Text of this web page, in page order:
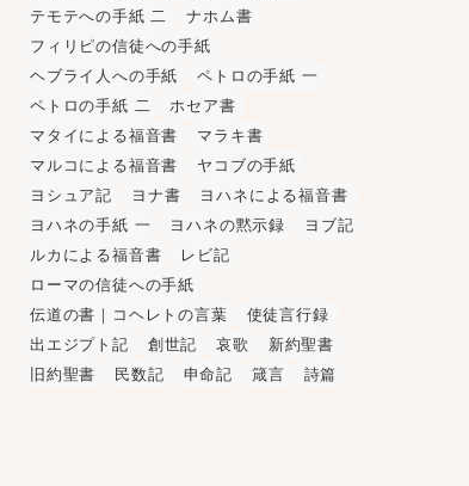
テモテへの手紙 二
ナホム書
フィリピの信徒への手紙
ヘブライ人への手紙
ペトロの手紙 一
ペトロの手紙 二
ホセア書
マタイによる福音書
マラキ書
マルコによる福音書
ヤコブの手紙
ヨシュア記
ヨナ書
ヨハネによる福音書
ヨハネの手紙 一
ヨハネの黙示録
ヨブ記
ルカによる福音書
レビ記
ローマの信徒への手紙
伝道の書｜コヘレトの言葉
使徒言行録
出エジプト記
創世記 哀歌
新約聖書
旧約聖書
民数記 申命記 箴言 詩篇